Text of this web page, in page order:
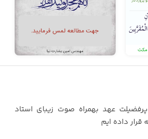
پرفضیلت عهد بهمراه صوت زیبای استاد
قرار داده ایم